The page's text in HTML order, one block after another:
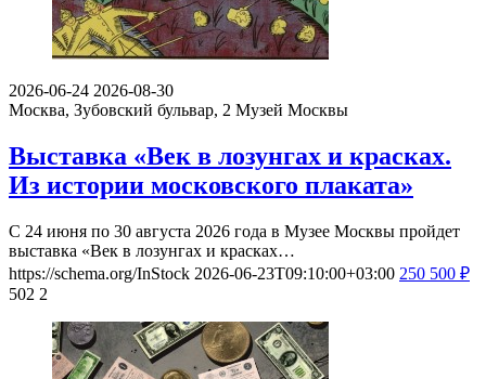
2026-06-24 2026-08-30
Москва, Зубовский бульвар, 2 Музей Москвы
Выставка «Век в лозунгах и красках.
Из истории московского плаката»
С 24 июня по 30 августа 2026 года в Музее Москвы пройдет
выставка «Век в лозунгах и красках…
https://schema.org/InStock 2026-06-23T09:10:00+03:00 250 500 ₽
502 2